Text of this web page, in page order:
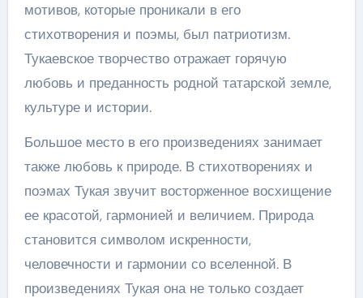
мотивов, которые проникали в его
стихотворения и поэмы, был патриотизм.
Тукаевское творчество отражает горячую
любовь и преданность родной татарской земле,
культуре и истории.
Большое место в его произведениях занимает
также любовь к природе. В стихотворениях и
поэмах Тукая звучит восторженное восхищение
ее красотой, гармонией и величием. Природа
становится символом искренности,
человечности и гармонии со вселенной. В
произведениях Тукая она не только создает